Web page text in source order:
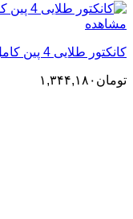
مشاهده
کانکتور طلایی 4 پین کامل
تومان ۱,۳۴۴,۱۸۰